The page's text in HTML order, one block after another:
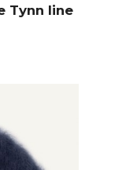
Tynn line